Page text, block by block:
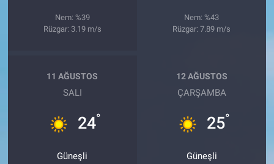
Nem: %39
Rüzgar: 3.19 m/s
Nem: %43
Rüzgar: 7.89 m/s
11 AĞUSTOS
SALI
24°
Güneşli
12 AĞUSTOS
ÇARŞAMBA
25°
Güneşli